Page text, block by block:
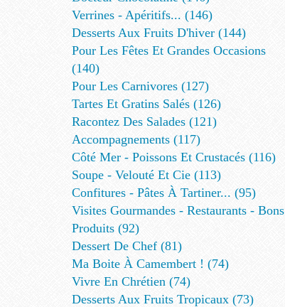
Verrines - Apéritifs... (146)
Desserts Aux Fruits D'hiver (144)
Pour Les Fêtes Et Grandes Occasions
(140)
Pour Les Carnivores (127)
Tartes Et Gratins Salés (126)
Racontez Des Salades (121)
Accompagnements (117)
Côté Mer - Poissons Et Crustacés (116)
Soupe - Velouté Et Cie (113)
Confitures - Pâtes À Tartiner... (95)
Visites Gourmandes - Restaurants - Bons
Produits (92)
Dessert De Chef (81)
Ma Boite À Camembert ! (74)
Vivre En Chrétien (74)
Desserts Aux Fruits Tropicaux (73)